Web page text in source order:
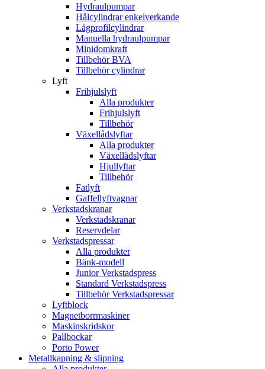
Hydraulpumpar
Hålcylindrar enkelverkande
Lågprofilcylindrar
Manuella hydraulpumpar
Minidomkraft
Tillbehör BVA
Tillbehör cylindrar
Lyft
Frihjulslyft
Alla produkter
Frihjulslyft
Tillbehör
Växellådslyftar
Alla produkter
Växellådslyftar
Hjullyftar
Tillbehör
Fatlyft
Gaffellyftvagnar
Verkstadskranar
Verkstadskranar
Reservdelar
Verkstadspressar
Alla produkter
Bänk-modell
Junior Verkstadspress
Standard Verkstadspress
Tillbehör Verkstadspressar
Lyftblock
Magnetborrmaskiner
Maskinskridskor
Pallbockar
Porto Power
Metallkapning & slipning